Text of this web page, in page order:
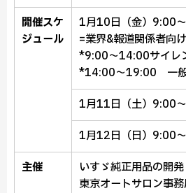
開催スケ
ジュール
1月10日（金）9:00
=業界&報道関係者向け
*9:00～14:00サイレ
*14:00～19:00 一般
1月11日（土）9:00
1月12日（日）9:00
主催
いすゞ純正用品の開
東京オートサロン事務